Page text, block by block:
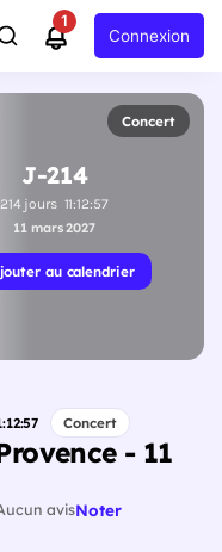
1
Connexion
Concert
J-214
214jours 11:12:56
11 mars 2027
au calendrier
:12:56 Concert
- 11
avisNoter